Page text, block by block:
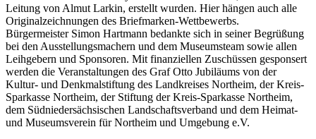
Leitung von Almut Larkin, erstellt wurden. Hier hängen auch alle
Originalzeichnungen des Briefmarken-Wettbewerbs.
Bürgermeister Simon Hartmann bedankte sich in seiner Begrüßung
bei den Ausstellungsmachern und dem Museumsteam sowie allen
Leihgebern und Sponsoren. Mit finanziellen Zuschüssen gesponsert
werden die Veranstaltungen des Graf Otto Jubiläums von der
Kultur- und Denkmalstiftung des Landkreises Northeim, der Kreis-
Sparkasse Northeim, der Stiftung der Kreis-Sparkasse Northeim,
dem Südniedersächsischen Landschaftsverband und dem Heimat-
und Museumsverein für Northeim und Umgebung e.V.